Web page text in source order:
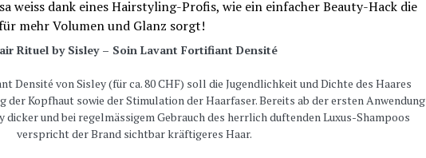
Rituel by Sisley – Soin Lavant Fortifiant Densité
Densité von Sisley (für ca. 80 CHF) soll die Jugendlichkeit und Dichte des Haares
der Kopfhaut sowie der Stimulation der Haarfaser. Bereits ab der ersten Anwendung
dicker und bei regelmässigem Gebrauch des herrlich duftenden Luxus-Shampoos
verspricht der Brand sichtbar kräftigeres Haar.